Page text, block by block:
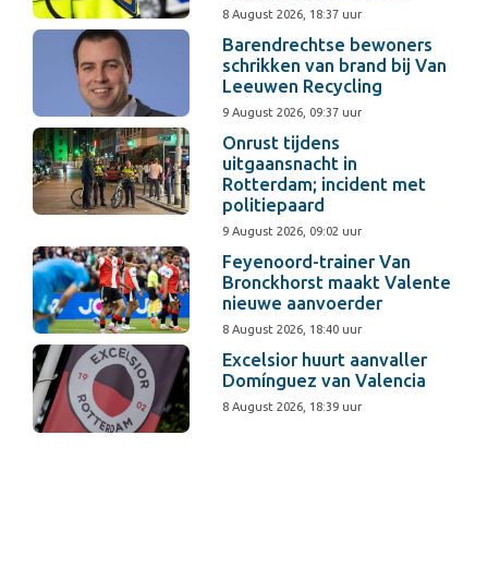
8 August 2026, 18:37 uur
Barendrechtse bewoners
schrikken van brand bij Van
Leeuwen Recycling
9 August 2026, 09:37 uur
Onrust tijdens
uitgaansnacht in
Rotterdam; incident met
politiepaard
9 August 2026, 09:02 uur
Feyenoord-trainer Van
Bronckhorst maakt Valente
nieuwe aanvoerder
8 August 2026, 18:40 uur
Excelsior huurt aanvaller
Domínguez van Valencia
8 August 2026, 18:39 uur